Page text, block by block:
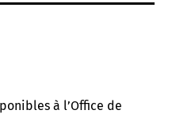
à l’Office de